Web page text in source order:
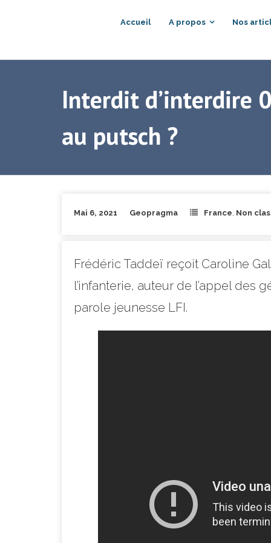
Accueil A propos Nos
Interdit d’interdire
au putsch ?
Mai 6, 2021 Geopragma France Non
Frédéric Taddeï reçoit Caroline
l’infanterie, auteur de l’appel des
parole jeunesse LFI.